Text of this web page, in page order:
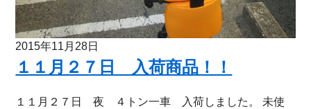
2015年11月28日
１１月２７日 入荷商品！！
１１月２７日 夜 ４トン一車 入荷しました。 未使